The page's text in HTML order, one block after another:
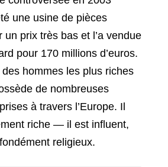
une usine de pièces
un prix très bas et l’a vendue
pour 170 millions d’euros.
des hommes les plus riches
de nombreuses
à travers l’Europe. Il
riche — il est influent,
religieux.